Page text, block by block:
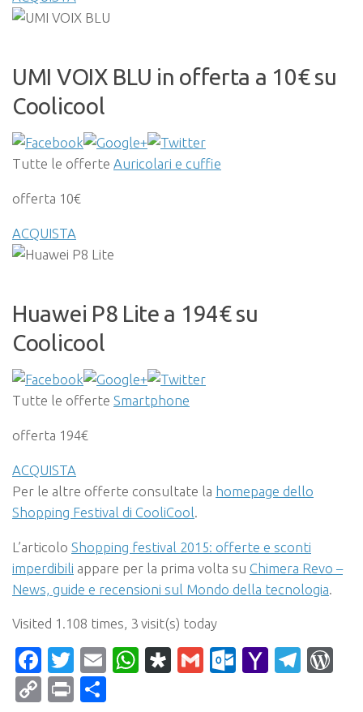
UMI VOIX BLU in offerta a 10€ su
Coolicool
Tutte le offerte Auricolari e cuffie
offerta 10€
ACQUISTA
Huawei P8 Lite a 194€ su
Coolicool
Tutte le offerte Smartphone
offerta 194€
ACQUISTA
Per le altre offerte consultate la homepage dello
Shopping Festival di CooliCool.
L’articolo Shopping festival 2015: offerte e sconti
imperdibili appare per la prima volta su Chimera Revo –
News, guide e recensioni sul Mondo della tecnologia
Visited 1.108 times, 3 visit(s) today
Facebook
Twitter
EmailWhatsApp
Diaspora
Gmail Yahoo
CopyPrint